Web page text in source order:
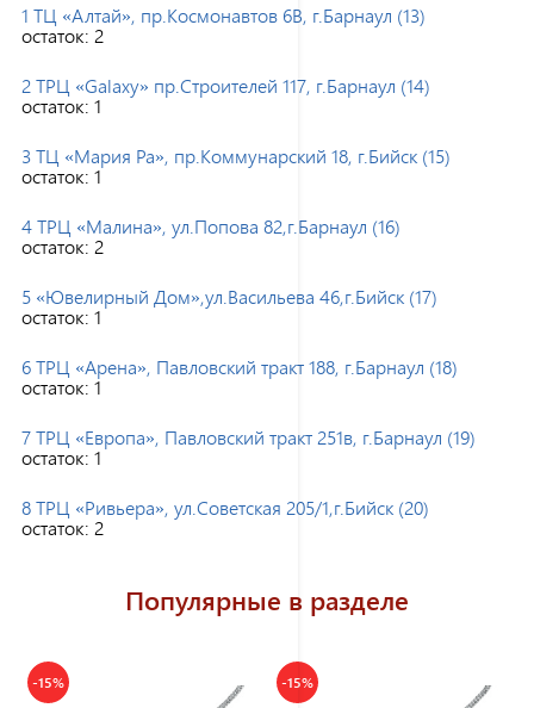
1 ТЦ «Алтай», пр.Космонавтов 6В, г.Барнаул (13)
остаток: 2
2 ТРЦ «Galaxy» пр.Строителей 117, г.Барнаул (14)
остаток: 1
3 ТЦ «Мария Ра», пр.Коммунарский 18, г.Бийск (15)
остаток: 1
4 ТРЦ «Малина», ул.Попова 82,г.Барнаул (16)
остаток: 2
5 «Ювелирный Дом»,ул.Васильева 46,г.Бийск (17)
остаток: 1
6 ТРЦ «Арена», Павловский тракт 188, г.Барнаул (18)
остаток: 1
7 ТРЦ «Европа», Павловский тракт 251в, г.Барнаул (19)
остаток: 1
8 ТРЦ «Ривьера», ул.Советская 205/1,г.Бийск (20)
остаток: 2
Популярные в разделе
-15% -15%